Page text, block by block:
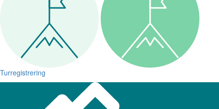
Turregistrering